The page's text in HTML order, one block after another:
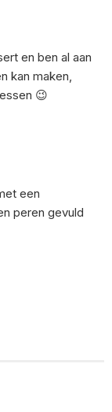
en ben al aan
kan maken,
😉
een
peren gevuld